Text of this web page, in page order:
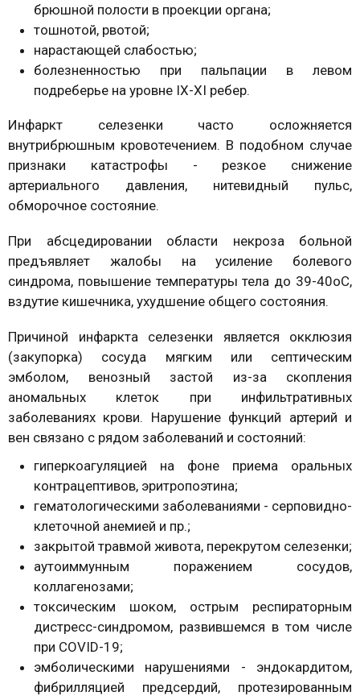
брюшной полости в проекции органа;
тошнотой, рвотой;
нарастающей слабостью;
болезненностью при пальпации в левом
подреберье на уровне IX-XI ребер.
Инфаркт селезенки часто осложняется
внутрибрюшным кровотечением. В подобном случае
признаки катастрофы - резкое снижение
артериального давления, нитевидный пульс,
обморочное состояние.
При абсцедировании области некроза больной
предъявляет жалобы на усиление болевого
синдрома, повышение температуры тела до 39-40оС,
вздутие кишечника, ухудшение общего состояния.
Причиной инфаркта селезенки является окклюзия
(закупорка) сосуда мягким или септическим
эмболом, венозный застой из-за скопления
аномальных клеток при инфильтративных
заболеваниях крови. Нарушение функций артерий и
вен связано с рядом заболеваний и состояний:
гиперкоагуляцией на фоне приема оральных
контрацептивов, эритропоэтина;
гематологическими заболеваниями - серповидно-
клеточной анемией и пр.;
закрытой травмой живота, перекрутом селезенки;
аутоиммунным поражением сосудов,
коллагенозами;
токсическим шоком, острым респираторным
дистресс-синдромом, развившемся в том числе
при COVID-19;
эмболическими нарушениями - эндокардитом,
фибрилляцией предсердий, протезированным